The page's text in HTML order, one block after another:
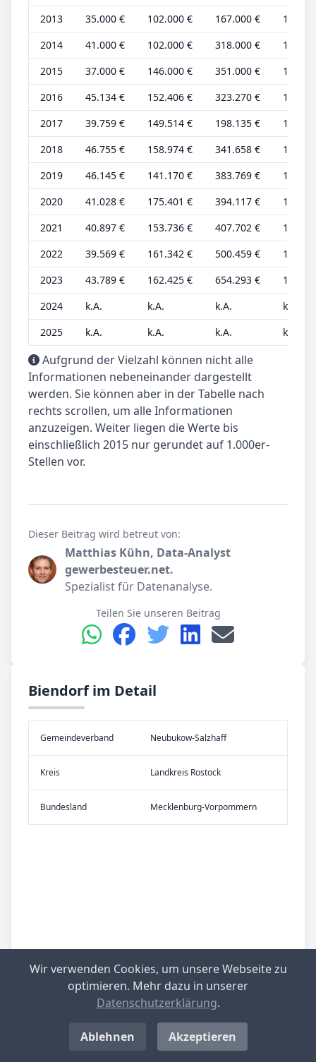
2013
35.000 € 102.000 € 167.000 €
2014
41.000 € 102.000 € 318.000 €
2015
37.000 € 146.000 € 351.000 €
2016
45.134 € 152.406 € 323.270 €
2017
39.759 € 149.514 € 198.135 €
2018
46.755 € 158.974 € 341.658 €
2019
46.145 € 141.170 € 383.769 €
2020
41.028 € 175.401 € 394.117 €
2021
40.897 € 153.736 € 407.702 €
2022
39.569 € 161.342 € 500.459 €
2023
43.789 € 162.425 € 654.293 €
2024
k.A. k.A. k.A.
k.A.
2025
k.A. k.A. k.A. k.A.
Aufgrund der Vielzahl können nicht alle
Informationen nebeneinander dargestellt
werden. Sie können aber in der Tabelle nach
rechts scrollen, um alle Informationen
anzuzeigen. Weiter liegen die Werte bis
einschließlich 2015 nur gerundet auf 1.000er-
Stellen vor.
Dieser Beitrag wird betreut von:
Matthias Kühn, Data-Analyst
gewerbesteuer.net.
Spezialist für Datenanalyse.
Teilen Sie unseren Beitrag
Biendorf im Detail
Gemeinde­verband Neubukow-Salzhaff
Kreis Landkreis Rostock
Bundes­land Mecklenburg-Vorpommern
Wir verwenden Cookies, um unsere Webseite zu
optimieren. Mehr dazu in unserer
Datenschutzerklärung.
Ablehnen Akzeptieren